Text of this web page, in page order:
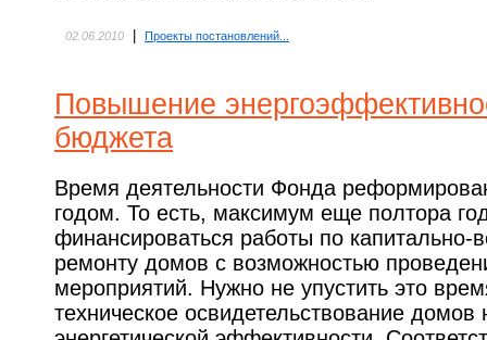
02.06.2010 Проекты постановлений...
Повышение
бюджета
Время деятельности Фонда
годом. То есть, максимум еще полтора
финансироваться работы по капитально-
ремонту домов с возможностью
мероприятий. Нужно не упустить это
техническое освидетельствование домов